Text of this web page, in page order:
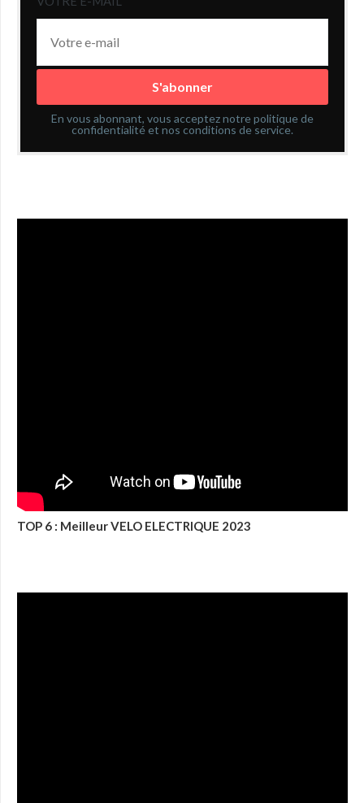
En vous abonnant, vous acceptez notre politique de
confidentialité et nos conditions de service.
TOP 6 : Meilleur VELO ELECTRIQUE 2023